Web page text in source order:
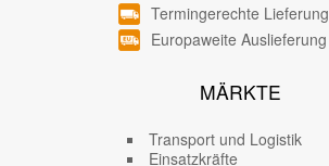
Termingerechte Lieferung
Europaweite Auslieferung
MÄRKTE
Transport und Logistik
Einsatzkräfte